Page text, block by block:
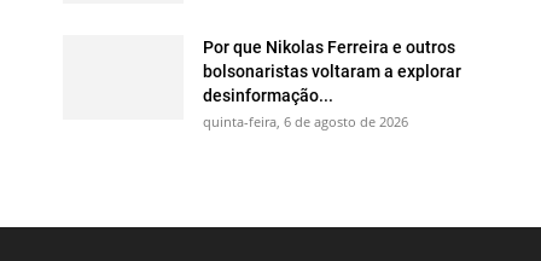
Por que Nikolas Ferreira e outros
bolsonaristas voltaram a explorar
desinformação...
quinta-feira, 6 de agosto de 2026